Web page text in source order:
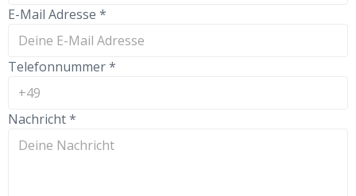
E-Mail Adresse *
Telefonnummer*
Nachricht*